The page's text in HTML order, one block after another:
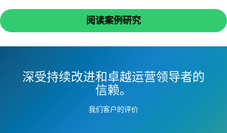
阅读案例研究
深受持续改进和卓越运营领导者的
信赖。
我们客户的评价